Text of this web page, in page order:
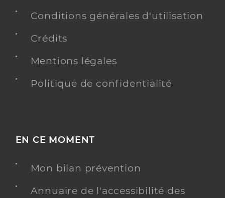
Conditions générales d'utilisation
Crédits
Mentions légales
Politique de confidentialité
EN CE MOMENT
Mon bilan prévention
Annuaire de l'accessibilité des